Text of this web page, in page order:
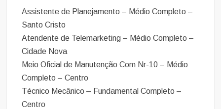
Assistente de Planejamento – Médio Completo –
Santo Cristo
Atendente de Telemarketing – Médio Completo –
Cidade Nova
Meio Oficial de Manutenção Com Nr-10 – Médio
Completo – Centro
Técnico Mecânico – Fundamental Completo –
Centro